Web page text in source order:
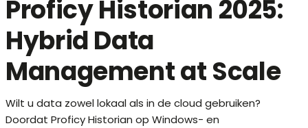
Proficy Historian 2025:
Hybrid Data
Management at Scale
Wilt u data zowel lokaal als in de cloud gebruiken?
Doordat Proficy Historian op Windows- en